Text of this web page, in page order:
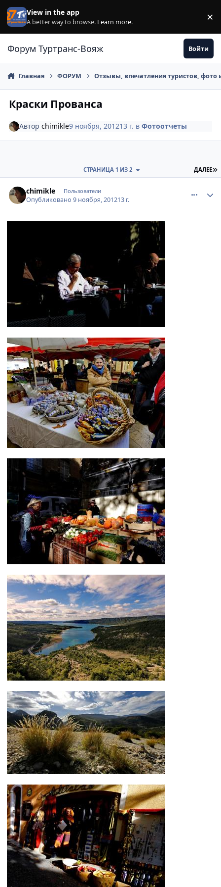
Перейти к содержанию
View in the app
A better way to browse. Learn more. ×
Форум Туртранс-Вояж Войти
Главная ФОРУМ Отзывы, впечатления туристов, фото
Краски Прованса
Авторchimikle9 ноября, 201213 г. вФотоотчеты
ДАЛЕЕ
СТРАНИЦА 1 ИЗ 2
chimikle Пользователи
Опубликовано9 ноября, 201213 г.